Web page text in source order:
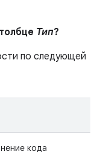
Тип?
по следующей
кода